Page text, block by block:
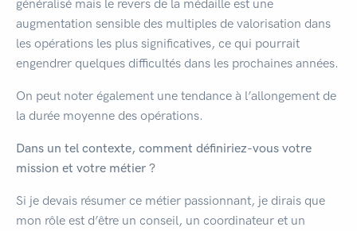
généralisé mais le revers de la médaille est une
augmentation sensible des multiples de valorisation dans
les opérations les plus significatives, ce qui pourrait
engendrer quelques difficultés dans les prochaines années.
On peut noter également une tendance à l’allongement de
la durée moyenne des opérations.
Dans un tel contexte, comment définiriez-vous votre
mission et votre métier ?
Si je devais résumer ce métier passionnant, je dirais que
mon rôle est d’être un conseil, un coordinateur et un